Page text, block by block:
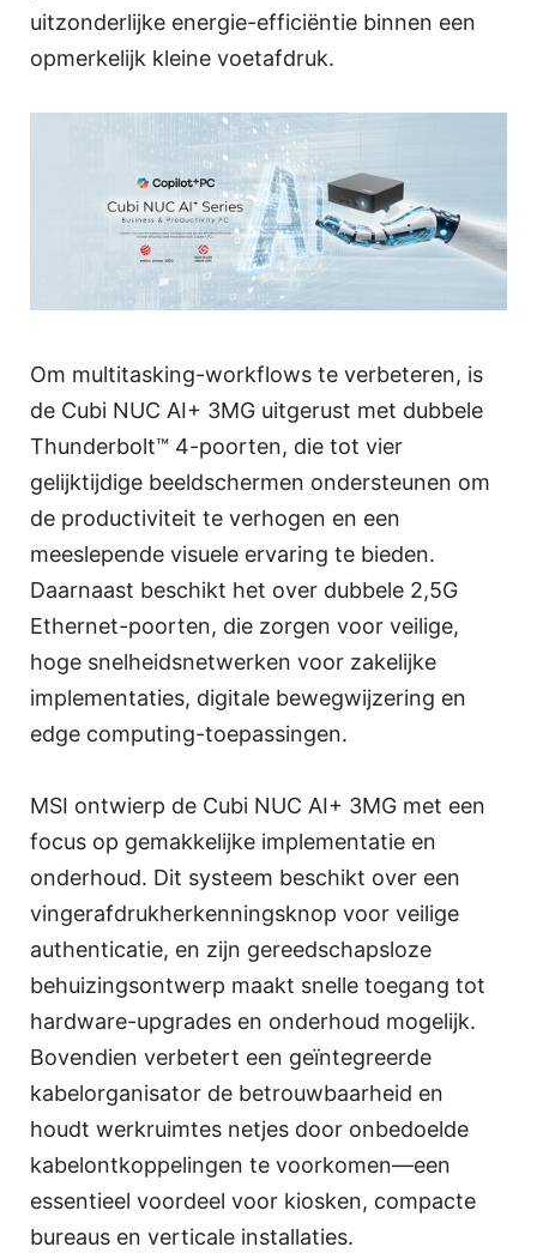
uitzonderlijke energie-efficiëntie binnen een
opmerkelijk kleine voetafdruk.
Om multitasking-workflows te verbeteren, is
de Cubi NUC AI+ 3MG uitgerust met dubbele
Thunderbolt™ 4-poorten, die tot vier
gelijktijdige beeldschermen ondersteunen om
de productiviteit te verhogen en een
meeslepende visuele ervaring te bieden.
Daarnaast beschikt het over dubbele 2,5G
Ethernet-poorten, die zorgen voor veilige,
hoge snelheidsnetwerken voor zakelijke
implementaties, digitale bewegwijzering en
edge computing-toepassingen.
MSI ontwierp de Cubi NUC AI+ 3MG met een
focus op gemakkelijke implementatie en
onderhoud. Dit systeem beschikt over een
vingerafdrukherkenningsknop voor veilige
authenticatie, en zijn gereedschapsloze
behuizingsontwerp maakt snelle toegang tot
hardware-upgrades en onderhoud mogelijk.
Bovendien verbetert een geïntegreerde
kabelorganisator de betrouwbaarheid en
houdt werkruimtes netjes door onbedoelde
kabelontkoppelingen te voorkomen—een
essentieel voordeel voor kiosken, compacte
bureaus en verticale installaties.